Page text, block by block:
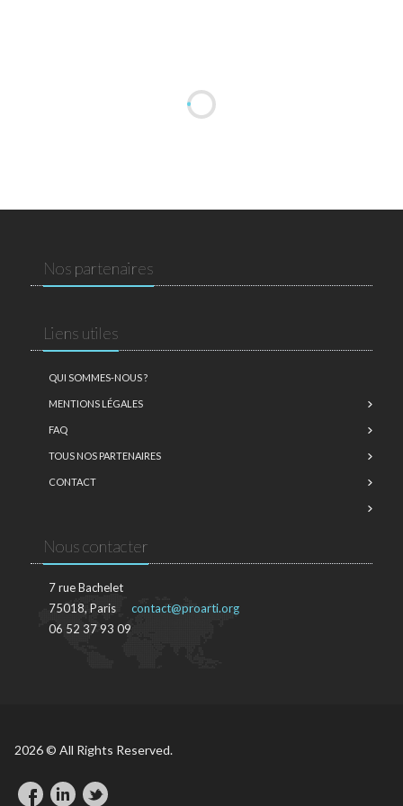
Nos partenaires
Liens utiles
QUI SOMMES-NOUS ?
MENTIONS LÉGALES
FAQ
TOUS NOS PARTENAIRES
CONTACT
Nous contacter
7 rue Bachelet
75018, Paris
06 52 37 93 09
contact@proarti.org
2026 © All Rights Reserved.